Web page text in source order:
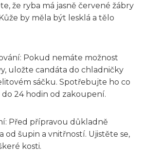
že ryba má jasně červené žábry
by měla být lesklá a tělo
Pokud nemáte možnost
uložte candáta do chladničky
sáčku. Spotřebujte ho co
24 hodin od zakoupení.
Před přípravou důkladně
od šupin a vnitřností. Ujistěte se,
kosti.